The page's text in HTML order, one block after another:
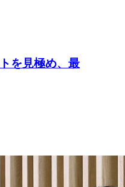
を見極め、最